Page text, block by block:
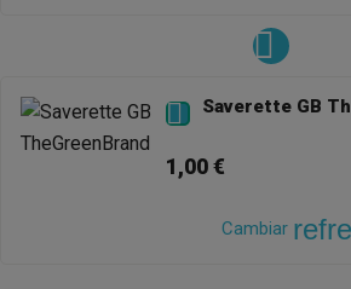
 Saverette GB
1,00 €
Cambiar